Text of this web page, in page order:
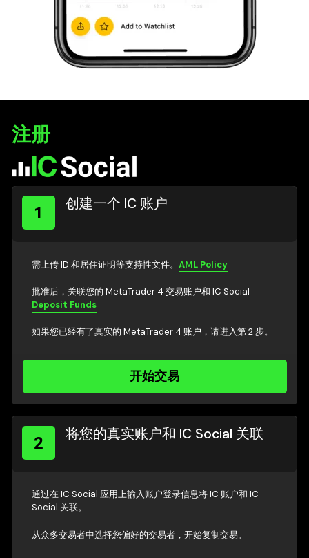
注册
1 创建一个 IC 账户
需上传 ID 和居住证明等支持性文件。AML Policy
批准后，关联您的 MetaTrader 4 交易账户和 IC Social
Deposit Funds
如果您已经有了真实的 MetaTrader 4 账户，请进入第 2 步。
开始交易
2 将您的真实账户和 IC Social 关联
通过在 IC Social 应用上输入账户登录信息将 IC 账户和 IC
Social 关联。
从众多交易者中选择您偏好的交易者，开始复制交易。